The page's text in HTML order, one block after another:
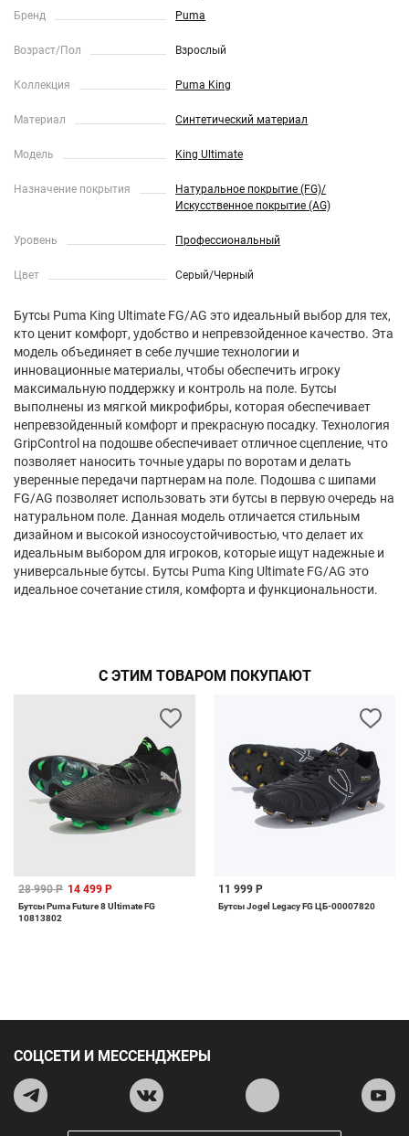
Бренд Puma
Возраст/Пол Взрослый
Коллекция Puma King
Материал Синтетический материал
Модель King Ultimate
Назначение покрытия
Натуральное покрытие (FG)/
Искусственное покрытие (AG)
Уровень Профессиональный
Цвет Серый/Черный
Бутсы Puma King Ultimate FG/AG это идеальный выбор для тех,
кто ценит комфорт, удобство и непревзойденное качество. Эта
модель объединяет в себе лучшие технологии и
инновационные материалы, чтобы обеспечить игроку
максимальную поддержку и контроль на поле. Бутсы
выполнены из мягкой микрофибры, которая обеспечивает
непревзойденный комфорт и прекрасную посадку. Технология
GripControl на подошве обеспечивает отличное сцепление, что
позволяет наносить точные удары по воротам и делать
уверенные передачи партнерам на поле. Подошва с шипами
FG/AG позволяет использовать эти бутсы в первую очередь на
натуральном поле. Данная модель отличается стильным
дизайном и высокой износоустойчивостью, что делает их
идеальным выбором для игроков, которые ищут надежные и
универсальные бутсы. Бутсы Puma King Ultimate FG/AG это
идеальное сочетание стиля, комфорта и функциональности.
С ЭТИМ ТОВАРОМ ПОКУПАЮТ
28 990 Р 14 499 Р
Бутсы Puma Future 8 Ultimate FG
10813802
11 999 Р
Бутсы Jogel Legacy FG ЦБ-00007820
СОЦСЕТИ И МЕССЕНДЖЕРЫ